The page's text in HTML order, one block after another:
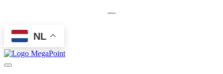
—
NL